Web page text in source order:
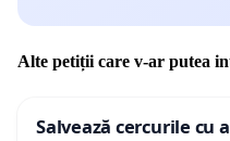
Alte petiții care v-ar putea
Salvează cercurile cu